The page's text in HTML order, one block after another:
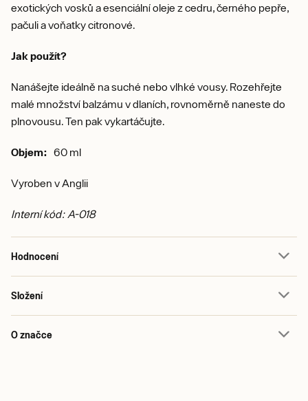
exotických vosků a esenciální oleje z cedru, černého pepře,
pačuli a voňatky citronové.
Jak použít?
Nanášejte ideálně na suché nebo vlhké vousy. Rozehřejte
malé množství balzámu v dlaních, rovnoměrně naneste do
plnovousu. Ten pak vykartáčujte.
Objem: 60 ml
Vyroben v Anglii
Interní kód: A-018
Hodnocení
Složení
O značce